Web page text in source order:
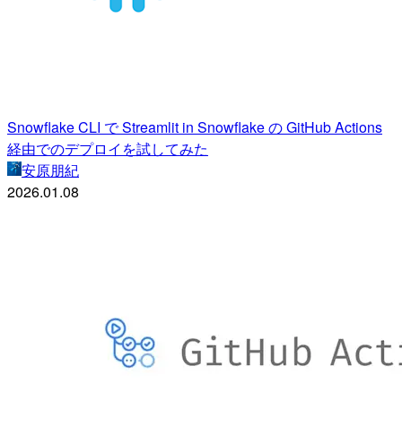
Snowflake CLI で Streamlit in Snowflake の GitHub Actions
経由でのデプロイを試してみた
安原朋紀
2026.01.08